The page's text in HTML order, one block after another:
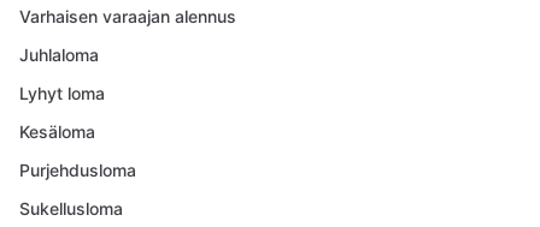
Varhaisen varaajan alennus
Juhlaloma
Lyhyt loma
Kesäloma
Purjehdusloma
Sukellusloma